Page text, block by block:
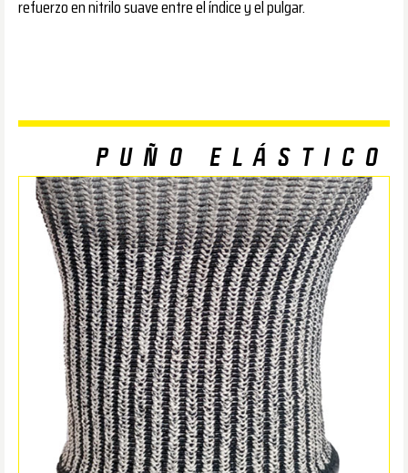
refuerzo en nitrilo suave entre el índice y el pulgar.
PUÑO ELÁSTICO